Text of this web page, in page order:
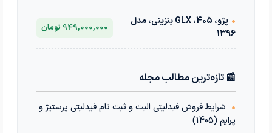
•
پژو، 405، GLX بنزینی، مدل
1396
949,000,000 تومان
📰 تازه‌ترین مطالب مجله
• شرایط فروش فیدلیتی الیت و ثبت نام فیدلیتی پرستیژ و
پرایم (1405)